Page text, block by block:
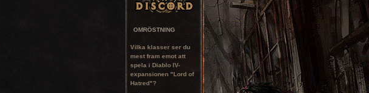
OMRÖSTNING
Vilka klasser ser du
mest fram emot att
spela i Diablo IV-
expansionen "Lord of
Hatred"?